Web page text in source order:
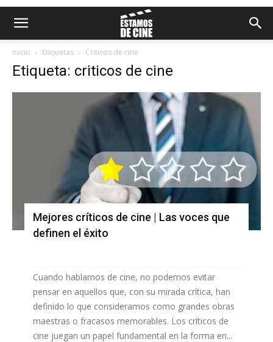
Inicio Etiquetas Criticos de cine
Etiqueta: criticos de cine
Mejores críticos de cine | Las voces que
definen el éxito
Cuando hablamos de cine, no podemos evitar
pensar en aquellos que, con su mirada crítica, han
definido lo que consideramos como grandes obras
maestras o fracasos memorables. Los críticos de
cine juegan un papel fundamental en la forma en...